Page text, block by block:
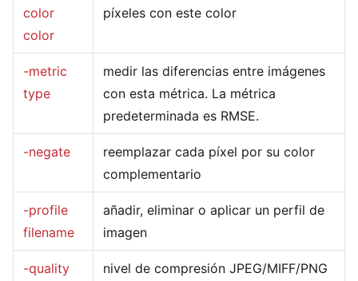
color
color
píxeles con este color
-metric
type
medir las diferencias entre imágenes
con esta métrica. La métrica
predeterminada es RMSE.
-negate
reemplazar cada píxel por su color
complementario
-profile
filename
añadir, eliminar o aplicar un perfil de
imagen
-quality
nivel de compresión JPEG/MIFF/PNG